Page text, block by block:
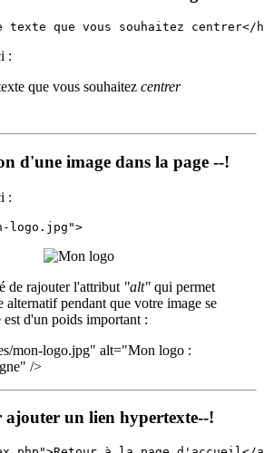
texte que vous souhaitez centrer</
:
que vous souhaitez centrer
d'une image dans la page --!
:
logo.jpg">
de rajouter l'attribut "alt" qui permet
alternatif pendant que votre image se
d'un poids important :
mon-logo.jpg" alt="Mon logo :
/>
ajouter un lien hypertexte--!